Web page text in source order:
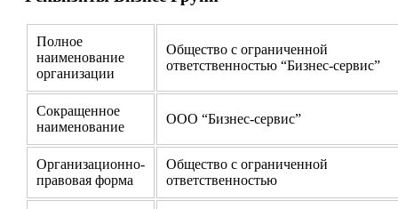
Полное
наименование
организации
Общество с ограниченной
ответственностью “Бизнес-сервис”
Сокращенное
наименование
ООО “Бизнес-сервис”
Организационно-
правовая форма
Общество с ограниченной
ответственностью